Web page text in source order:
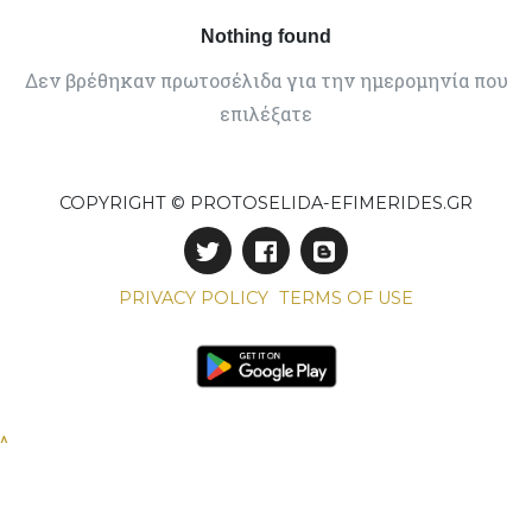
Nothing found
Δεν βρέθηκαν πρωτοσέλιδα για την ημερομηνία που
επιλέξατε
COPYRIGHT © PROTOSELIDA-EFIMERIDES.GR
PRIVACY POLICY TERMS OF USE
^